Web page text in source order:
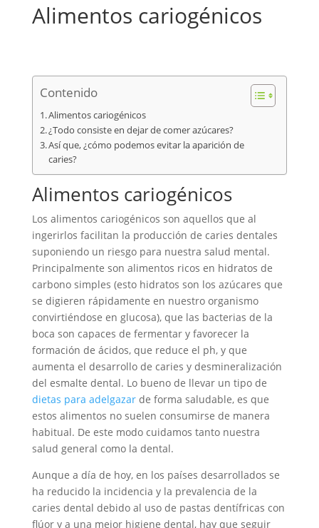
Alimentos cariogénicos
Contenido
Alimentos cariogénicos
¿Todo consiste en dejar de comer azúcares?
Así que, ¿cómo podemos evitar la aparición de
caries?
Alimentos cariogénicos
Los alimentos cariogénicos son aquellos que al
ingerirlos facilitan la producción de caries dentales
suponiendo un riesgo para nuestra salud mental.
Principalmente son alimentos ricos en hidratos de
carbono simples (esto hidratos son los azúcares que
se digieren rápidamente en nuestro organismo
convirtiéndose en glucosa), que las bacterias de la
boca son capaces de fermentar y favorecer la
formación de ácidos, que reduce el ph, y que
aumenta el desarrollo de caries y desmineralización
del esmalte dental. Lo bueno de llevar un tipo de
dietas para adelgazarde forma saludable, es que
estos alimentos no suelen consumirse de manera
habitual. De este modo cuidamos tanto nuestra
salud general como la dental.
Aunque a día de hoy, en los países desarrollados se
ha reducido la incidencia y la prevalencia de la
caries dental debido al uso de pastas dentífricas con
flúor y a una mejor higiene dental, hay que seguir